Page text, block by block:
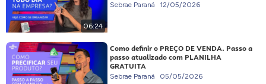
06:24
Sebrae Paraná 12/05/2026
Como definir o PREÇO DE VENDA. Passo a
passo atualizado com PLANILHA
GRATUITA
Sebrae Paraná 05/05/2026